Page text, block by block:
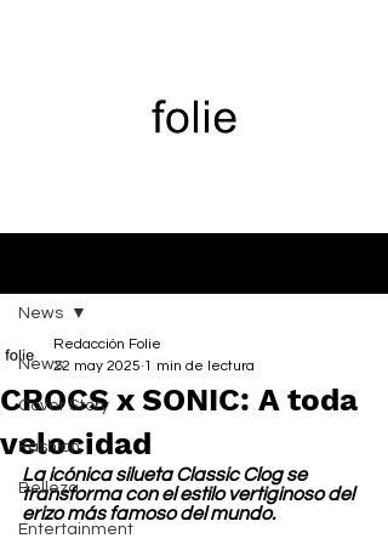
News
Cover Story
Fashion
Belleza
Entertainment
News
CROCS x SONIC: A toda
velocidad
Redacción Folie
22 may 2025 1 min de lectura
La icónica silueta Classic Clog se
transforma con el estilo vertiginoso del
erizo más famoso del mundo.